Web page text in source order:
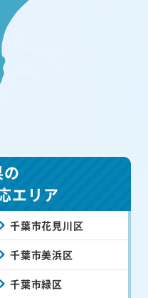
エリア
千葉市花見川区
千葉市美浜区
千葉市緑区